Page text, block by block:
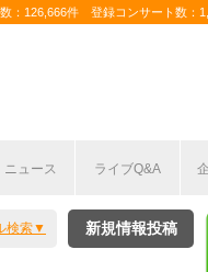
：126,666件 登録コンサート数：
ニュース ライブQ&A
検索 新規情報投稿